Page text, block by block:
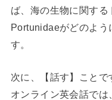
ば、海の生物に関する
Portunidaeがどのよう
す。
次に、【話す】ことで
オンライン英会話で